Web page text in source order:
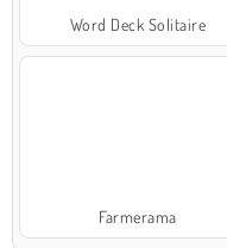
Word Deck Solitaire
Farmerama